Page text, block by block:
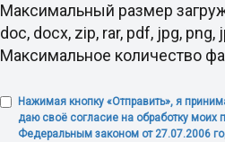
Максимальный размер
doc, docx, zip, rar, pdf, jpg, png,
Максимальное количество
Нажимая кнопку «Отправить», я
даю своё согласие на обработку моих
Федеральным законом от 27.07.2006